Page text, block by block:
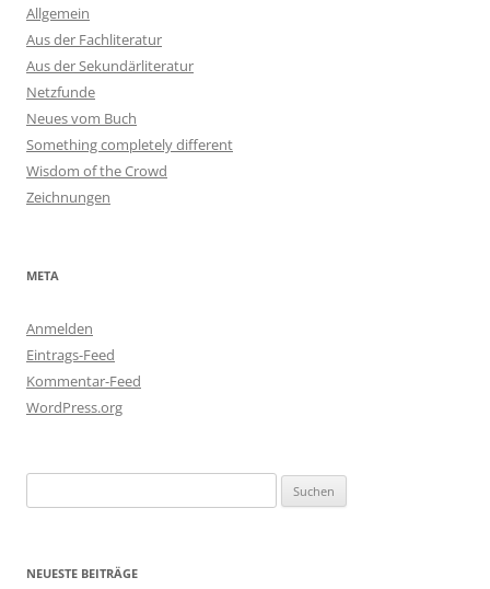
Allgemein
Aus der Fachliteratur
Aus der Sekundärliteratur
Netzfunde
Neues vom Buch
Something completely different
Wisdom of the Crowd
Zeichnungen
META
Anmelden
Eintrags-Feed
Kommentar-Feed
WordPress.org
nach:
NEUESTE BEITRÄGE